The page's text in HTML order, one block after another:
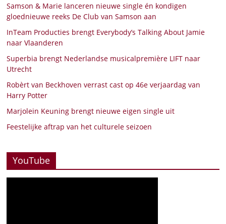
Samson & Marie lanceren nieuwe single én kondigen
gloednieuwe reeks De Club van Samson aan
InTeam Producties brengt Everybody’s Talking About Jamie
naar Vlaanderen
Superbia brengt Nederlandse musicalpremière LIFT naar
Utrecht
Robèrt van Beckhoven verrast cast op 46e verjaardag van
Harry Potter
Marjolein Keuning brengt nieuwe eigen single uit
Feestelijke aftrap van het culturele seizoen
YouTube